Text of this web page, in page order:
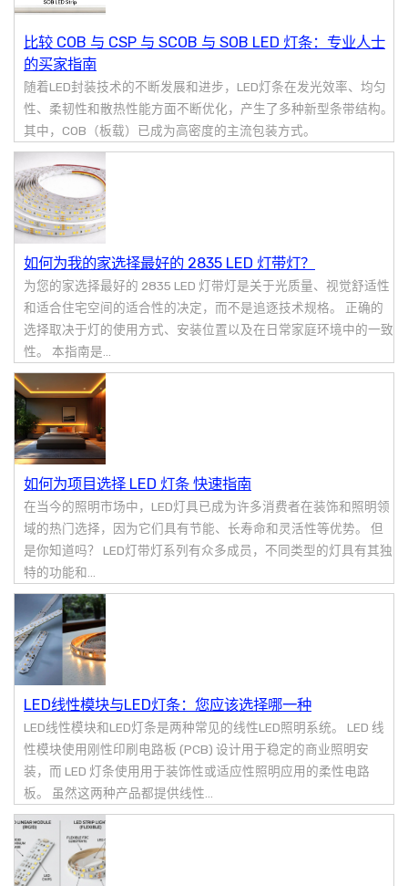
比较 COB 与 CSP 与 SCOB 与 SOB LED 灯条：专业人士
的买家指南
随着LED封装技术的不断发展和进步，LED灯条在发光效率、均匀
性、柔韧性和散热性能方面不断优化，产生了多种新型条带结构。
其中，COB（板载）已成为高密度的主流包装方式。
如何为我的家选择最好的 2835 LED 灯带灯？
为您的家选择最好的 2835 LED 灯带灯是关于光质量、视觉舒适性
和适合住宅空间的适合性的决定，而不是追逐技术规格。 正确的
选择取决于灯的使用方式、安装位置以及在日常家庭环境中的一致
性。 本指南是...
如何为项目选择 LED 灯条 快速指南
在当今的照明市场中，LED灯具已成为许多消费者在装饰和照明领
域的热门选择，因为它们具有节能、长寿命和灵活性等优势。 但
是你知道吗？ LED灯带灯系列有众多成员，不同类型的灯具有其独
特的功能和...
LED线性模块与LED灯条：您应该选择哪一种
LED线性模块和LED灯条是两种常见的线性LED照明系统。 LED 线
性模块使用刚性印刷电路板 (PCB) 设计用于稳定的商业照明安
装，而 LED 灯条使用用于装饰性或适应性照明应用的柔性电路
板。 虽然这两种产品都提供线性...